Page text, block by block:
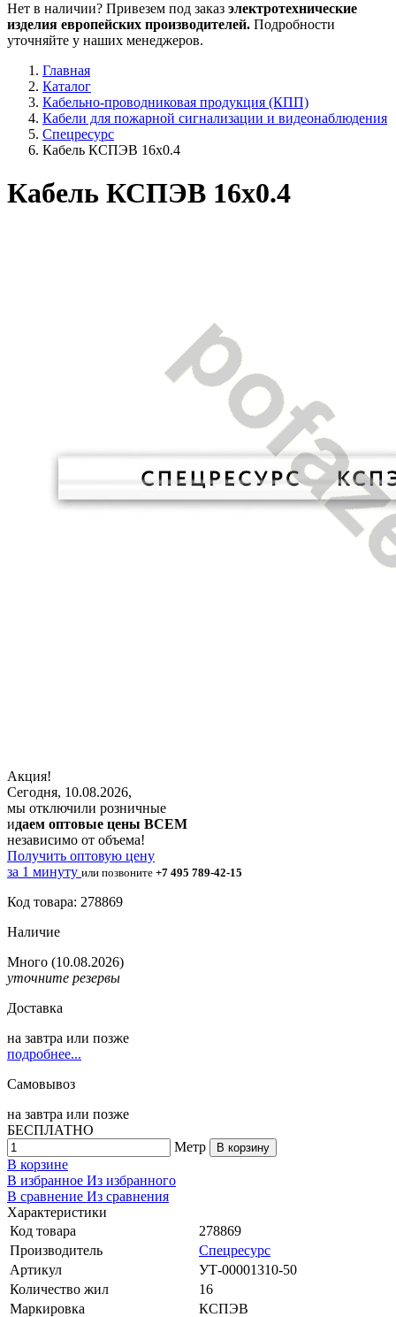
Нет в наличии? Привезем под заказ электротехнические
изделия европейских производителей. Подробности
уточняйте у наших менеджеров.
Главная
Каталог
Кабельно-проводниковая продукция (КПП)
Кабели для пожарной сигнализации и видеонаблюдения
Спецресурс
Кабель КСПЭВ 16х0.4
Кабель КСПЭВ 16х0.4
Акция!
Сегодня, 10.08.2026,
мы отключили розничные
идаем оптовые цены ВСЕМ
независимо от объема!
Получить оптовую цену
за 1 минуту или позвоните +7 495 789-42-15
Код товара: 278869
Наличие
Много (10.08.2026)
уточните резервы
Доставка
на завтра или позже
подробнее...
Самовывоз
на завтра или позже
БЕСПЛАТНО
Метр
В корзину
В корзине
В избранное Из избранного
В сравнение Из сравнения
Характеристики
Код товара
278869
Производитель
Спецресурс
Артикул
УТ-00001310-50
Количество жил
16
Маркировка
КСПЭВ